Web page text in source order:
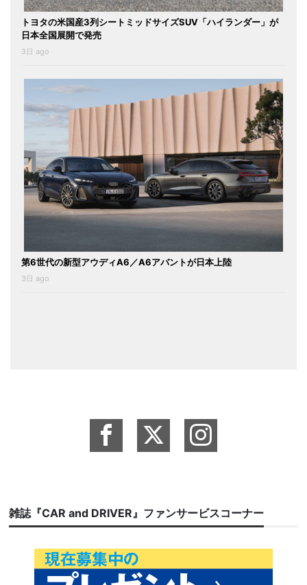
トヨタの米国産3列シートミッドサイズSUV「ハイランダー」が
日本全国展開で発売
3日 ago
第6世代の新型アウディA6／A6アバントが日本上陸
3日 ago
雑誌『CAR and DRIVER』ファンサービスコーナー